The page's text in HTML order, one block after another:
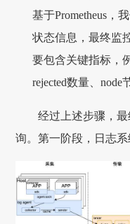
基于Prometheus，
状态信息，最终监
要包含关键指标，
rejected数量、node
经过上述步骤，
询。第一阶段，日志系